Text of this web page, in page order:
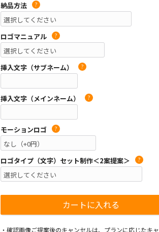
納品方法 ?
ロゴマニュアル ?
挿入文字（サブネーム） ?
挿入文字（メインネーム） ?
モーションロゴ ?
ロゴタイプ（文字）セット制作＜2案提案＞ ?
・確認画像ご提案後のキャンセルは、プランに応じたキ